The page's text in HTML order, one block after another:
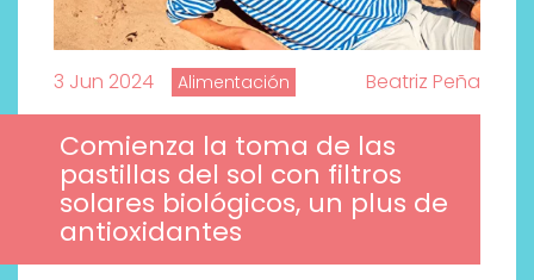
3 Jun 2024 Alimentación Beatriz Peña
Comienza la toma de las
pastillas del sol con filtros
solares biológicos, un plus de
antioxidantes